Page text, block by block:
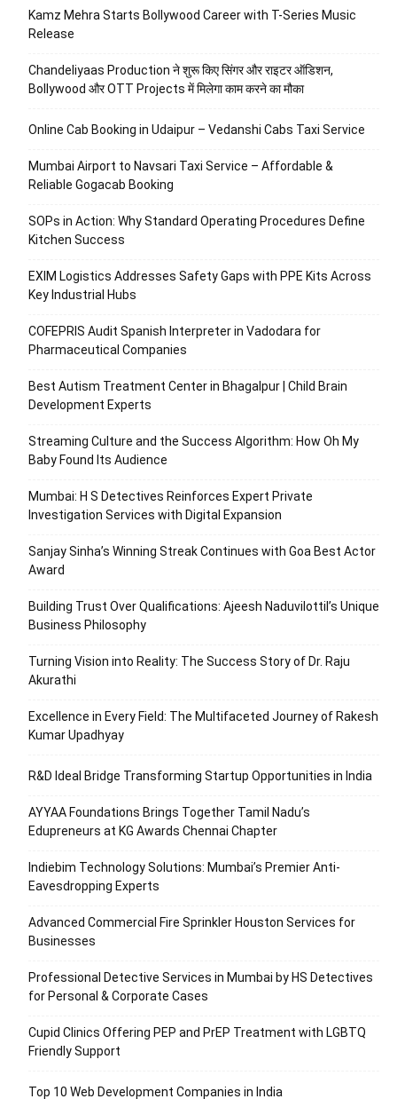
Kamz Mehra Starts Bollywood Career with T-Series Music
Release
Chandeliyaas Production ने शुरू किए सिंगर और राइटर ऑडिशन,
Bollywood और OTT Projects में मिलेगा काम करने का मौका
Online Cab Booking in Udaipur – Vedanshi Cabs Taxi Service
Mumbai Airport to Navsari Taxi Service – Affordable &
Reliable Gogacab Booking
SOPs in Action: Why Standard Operating Procedures Define
Kitchen Success
EXIM Logistics Addresses Safety Gaps with PPE Kits Across
Key Industrial Hubs
COFEPRIS Audit Spanish Interpreter in Vadodara for
Pharmaceutical Companies
Best Autism Treatment Center in Bhagalpur | Child Brain
Development Experts
Streaming Culture and the Success Algorithm: How Oh My
Baby Found Its Audience
Mumbai: H S Detectives Reinforces Expert Private
Investigation Services with Digital Expansion
Sanjay Sinha’s Winning Streak Continues with Goa Best Actor
Award
Building Trust Over Qualifications: Ajeesh Naduvilottil’s Unique
Business Philosophy
Turning Vision into Reality: The Success Story of Dr. Raju
Akurathi
Excellence in Every Field: The Multifaceted Journey of Rakesh
Kumar Upadhyay
R&D Ideal Bridge Transforming Startup Opportunities in India
AYYAA Foundations Brings Together Tamil Nadu’s
Edupreneurs at KG Awards Chennai Chapter
Indiebim Technology Solutions: Mumbai’s Premier Anti-
Eavesdropping Experts
Advanced Commercial Fire Sprinkler Houston Services for
Businesses
Professional Detective Services in Mumbai by HS Detectives
for Personal & Corporate Cases
Cupid Clinics Offering PEP and PrEP Treatment with LGBTQ
Friendly Support
Top 10 Web Development Companies in India